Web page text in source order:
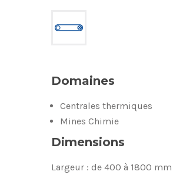
Domaines
Centrales thermiques
Mines Chimie
Dimensions
Largeur : de 400 à 1800 mm